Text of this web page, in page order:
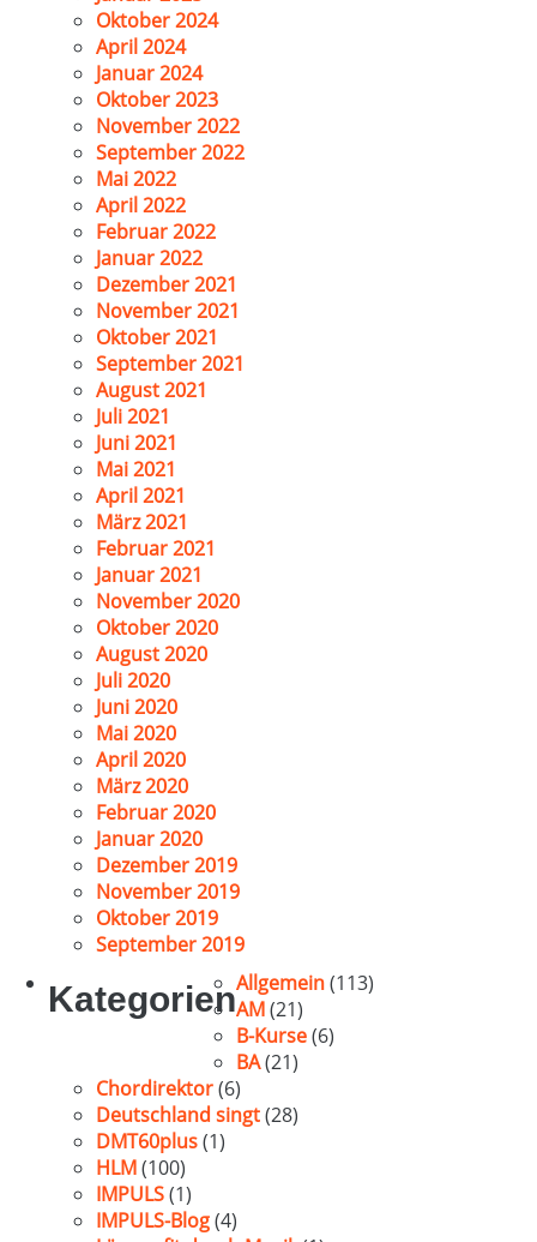
Oktober 2024
April 2024
Januar 2024
Oktober 2023
November 2022
September 2022
Mai 2022
April 2022
Februar 2022
Januar 2022
Dezember 2021
November 2021
Oktober 2021
September 2021
August 2021
Juli 2021
Juni 2021
Mai 2021
April 2021
März 2021
Februar 2021
Januar 2021
November 2020
Oktober 2020
August 2020
Juli 2020
Juni 2020
Mai 2020
April 2020
März 2020
Februar 2020
Januar 2020
Dezember 2019
November 2019
Oktober 2019
September 2019
KategorienAllgemein(113)
AM(21)
B-Kurse(6)
BA(21)
Chordirektor(6)
Deutschland singt(28)
DMT60plus(1)
HLM(100)
IMPULS(1)
IMPULS-Blog(4)